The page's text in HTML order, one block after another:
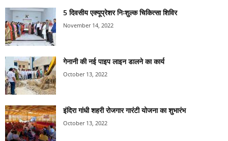
5 दिवसीय एक्यूप्रेशर निःशुल्क चिकित्सा शिविर
November 14, 2022
गेनानी की नई पाइप लाइन डालने का कार्य
October 13, 2022
इंदिरा गांधी शहरी रोजगार गारंटी योजना का शुभारंभ
October 13, 2022